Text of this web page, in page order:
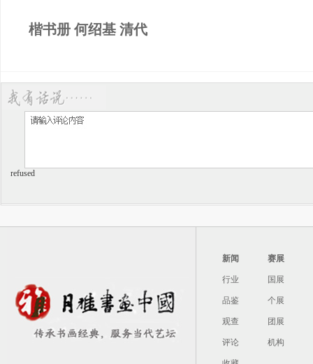
楷书册 何绍基 清代
refused
新闻
行业
品鉴
观查
评论
赛展
国展
个展
团展
机构